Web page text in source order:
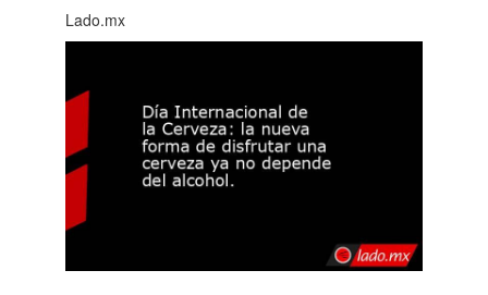
Lado.mx